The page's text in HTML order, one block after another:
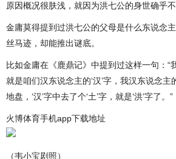
原因概况很肤浅，就因为洪七公的身世确乎不
金庸莫得提到过洪七公的父母是什么东说念
丝马迹，却能推出谜底。
比如金庸在《鹿鼎记》中提到过这样一句：“
就是咱们汉东说念主的‘汉’字，我汉东说念
地盘，‘汉’字中去了个‘土’字，就是‘洪’字了。”
火博体育手机app下载地址
（韦小宝剧照）